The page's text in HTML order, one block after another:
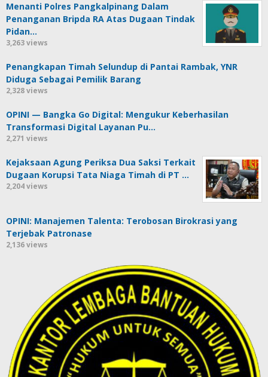
Menanti Polres Pangkalpinang Dalam
Penanganan Bripda RA Atas Dugaan Tindak
Pidan…
3,263 views
Penangkapan Timah Selundup di Pantai Rambak, YNR
Diduga Sebagai Pemilik Barang
2,328 views
OPINI — Bangka Go Digital: Mengukur Keberhasilan
Transformasi Digital Layanan Pu…
2,271 views
Kejaksaan Agung Periksa Dua Saksi Terkait
Dugaan Korupsi Tata Niaga Timah di PT …
2,204 views
OPINI: Manajemen Talenta: Terobosan Birokrasi yang
Terjebak Patronase
2,136 views